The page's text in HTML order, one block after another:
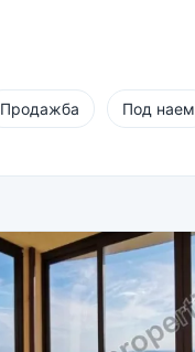
Продажба Под наем